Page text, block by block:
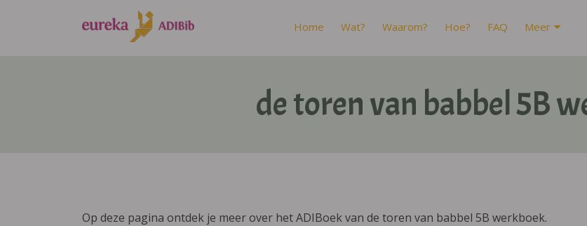
Home Wat? Waarom? Hoe? FAQ Meer
de toren van babbel 5B
Op deze pagina ontdek je meer over het ADIBoek van de toren van babbel 5B werkboek.